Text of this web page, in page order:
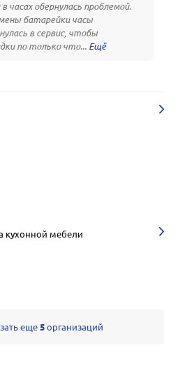
часах обернулась проблемой.
батарейки часы
в сервис, чтобы
по только что...
кухонной мебели
еще5организаций